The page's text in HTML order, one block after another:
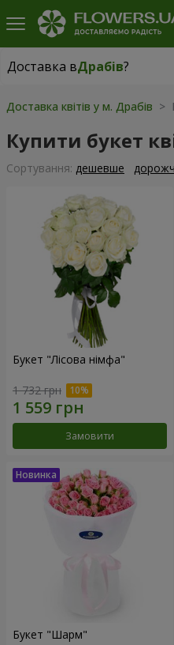
Доставка вДрабів?
Доставка вДрабів|
Доставка квітів у м. Драбів >
Купити букет
Сортування: дешевше
Букет "Лісова німфа"
1 732 грн
Замовити
Букет "Шарм"